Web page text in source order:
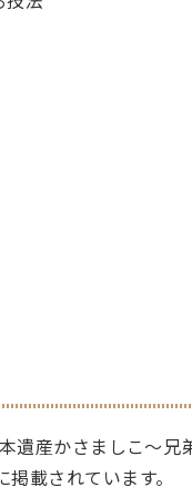
遺産かさましこ～兄
載されています。